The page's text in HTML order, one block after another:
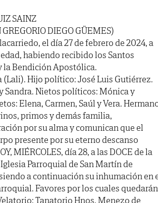
SAINZ
DIEGO GÜEMES)
el día 27 de febrero de 2024, a
habiendo recibido los Santos
la Bendición Apostólica.
(Lali). Hijo político: José Luis Gutiérrez.
Sandra. Nietos políticos: Mónica y
Elena, Carmen, Saúl y Vera.
primos y demás familia,
por su alma y comunican que el
presente por su eterno descanso
MIÉRCOLES, día 28, a las DOCE de la
Parroquial de San Martín de
a continuación su inhumación en
Favores por los cuales quedarán
Tanatorio Hnos. Menezo de